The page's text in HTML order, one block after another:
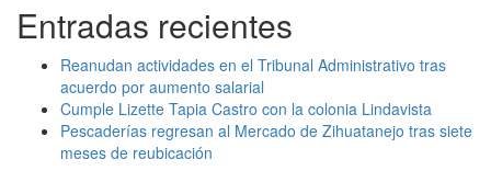
Entradas recientes
Reanudan actividades en el Tribunal Administrativo tras
acuerdo por aumento salarial
Cumple Lizette Tapia Castro con la colonia Lindavista
Pescaderías regresan al Mercado de Zihuatanejo tras siete
meses de reubicación